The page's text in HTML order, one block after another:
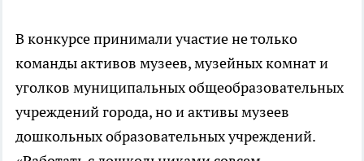
В конкурсе принимали участие не только
команды активов музеев, музейных комнат и
уголков муниципальных общеобразовательных
учреждений города, но и активы музеев
дошкольных образовательных учреждений.